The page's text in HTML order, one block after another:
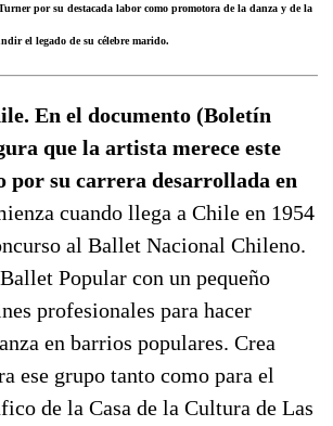
por su destacada labor como promotora de la danza y de la
el legado de su célebre marido.
En el documento (Boletín
que la artista merece este
por su carrera desarrollada en
cuando llega a Chile en 1954
al Ballet Nacional Chileno.
Popular con un pequeño
profesionales para hacer
en barrios populares. Crea
ese grupo tanto como para el
de la Casa de la Cultura de Las